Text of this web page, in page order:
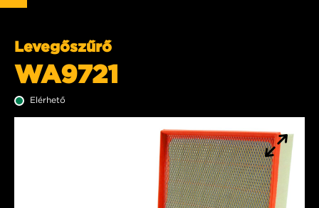
Levegőszűrő
WA9721
Elérhető